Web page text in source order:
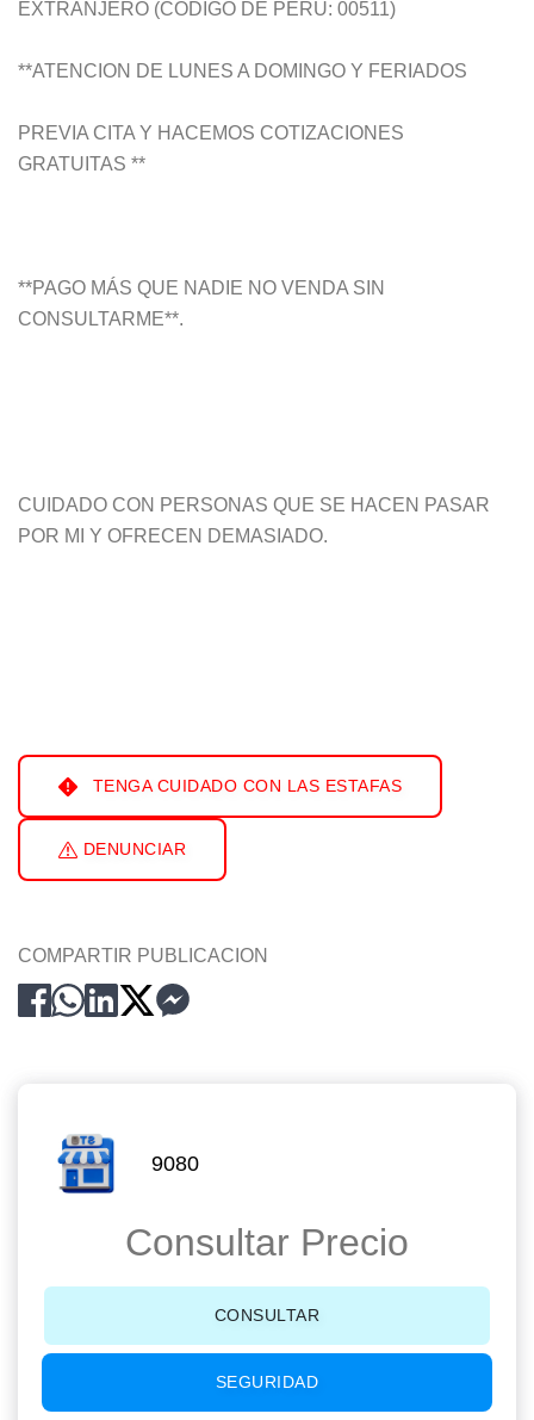
EXTRANJERO (CODIGO DE PERU: 00511)
**ATENCION DE LUNES A DOMINGO Y FERIADOS
PREVIA CITA Y HACEMOS COTIZACIONES
GRATUITAS **
**PAGO MÁS QUE NADIE NO VENDA SIN
CONSULTARME**.
CUIDADO CON PERSONAS QUE SE HACEN PASAR
POR MI Y OFRECEN DEMASIADO.
TENGA CUIDADO CON LAS ESTAFAS
DENUNCIAR
COMPARTIR PUBLICACION
9080
Consultar Precio
CONSULTAR
SEGURIDAD